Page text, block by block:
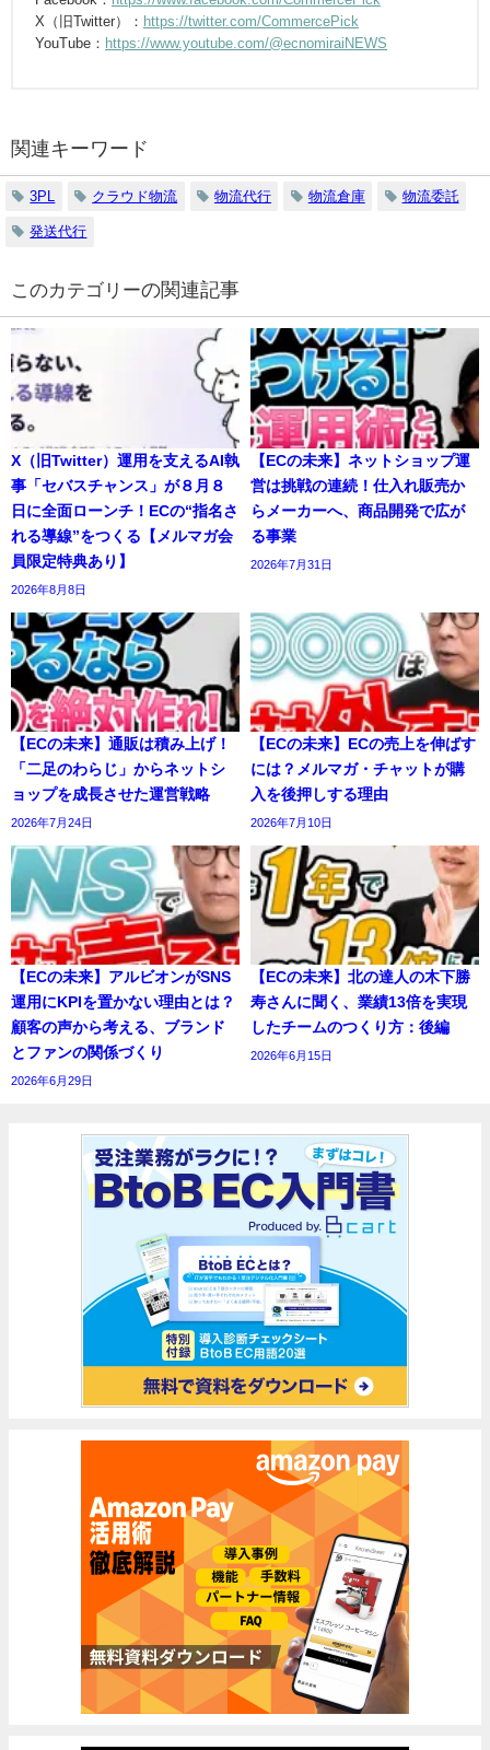
X（旧Twitter）： https://twitter.com/CommercePick
YouTube： https://www.youtube.com/@ecnomiraiNEWS
関連キーワード
3PL クラウド物流 物流代行 物流倉庫 物流委託
発送代行
の関連記事
X（旧Twitter）運用を支えるAI執
事「セバスチャンス」が８月８
日に全面ローンチ！ECの“指名さ
れる導線”をつくる【メルマガ会
員限定特典あり】
2026年8月8日
【ECの未来】ネットショップ運
営は挑戦の連続！仕入れ販売か
らメーカーへ、商品開発で広が
る事業
2026年7月31日
【ECの未来】通販は積み上げ！
「二足のわらじ」からネットシ
ョップを成長させた運営戦略
2026年7月24日
【ECの未来】ECの売上を伸ばす
には？メルマガ・チャットが購
入を後押しする理由
2026年7月10日
【ECの未来】アルビオンがSNS
運用にKPIを置かない理由とは？
顧客の声から考える、ブランド
とファンの関係づくり
2026年6月29日
【ECの未来】北の達人の木下勝
寿さんに聞く、業績13倍を実現
したチームのつくり方：後編
2026年6月15日